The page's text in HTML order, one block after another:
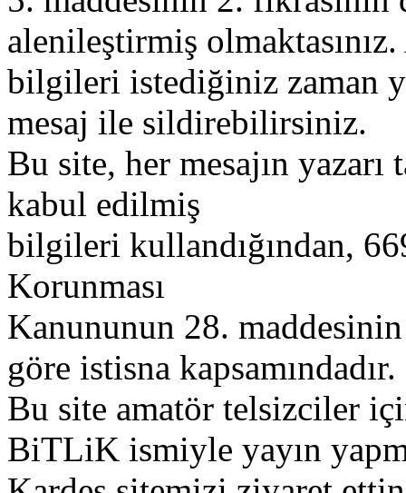
alenileştirmiş
bilgileri istediğiniz zaman
mesaj ile sildirebilirsiniz.
Bu site, her mesajın
kabul edilmiş
bilgileri kullandığından,
Korunması
Kanununun 28. maddesinin
göre istisna kapsamındadır.
Bu site amatör telsizciler
BiTLiK ismiyle yayın